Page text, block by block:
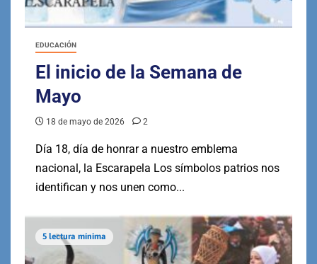
EDUCACIÓN
El inicio de la Semana de
Mayo
18 de mayo de 2026 2
Día 18, día de honrar a nuestro emblema
nacional, la Escarapela Los símbolos patrios nos
identifican y nos unen como...
5 lectura mínima